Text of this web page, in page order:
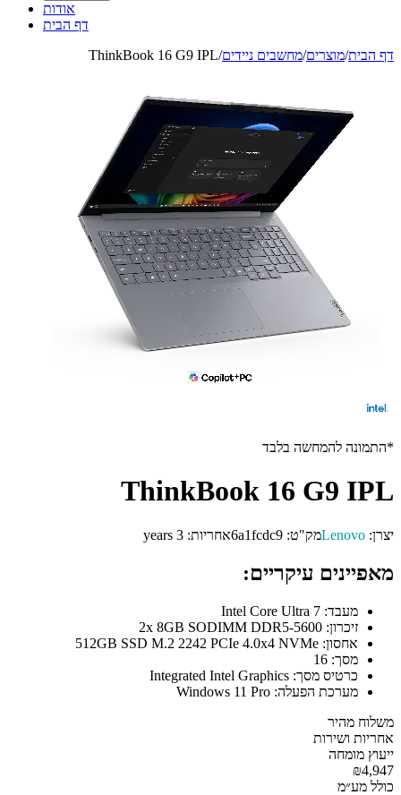
אודות
דף הבית
דף הבית/מוצרים/מחשבים ניידים/
ThinkBook 16 G9 IPL
*התמונה להמחשה בלבד
ThinkBook 16 G9 IPL
יצרן: Lenovoמק"ט: 6a1fcdc9אחריות: 3 years
מאפיינים עיקריים:
מעבד:
זיכרון:
אחסון:
מסך:
כרטיס מסך:
מערכת הפעלה:
משלוח מהיר
אחריות ושירות
ייעוץ מומחה
₪4,947
כולל מע״מ